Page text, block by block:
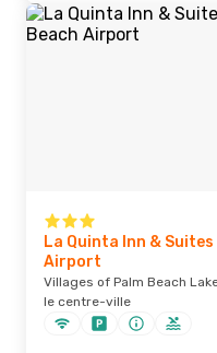
La Quinta Inn & Suites
Airport
Villages of Palm Beach
le centre-ville